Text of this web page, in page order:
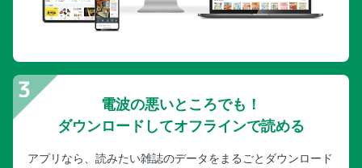
電波の悪いところでも！
ダウンロードしてオフラインで読める
アプリなら、読みたい雑誌のデータをまるごとダウンロード